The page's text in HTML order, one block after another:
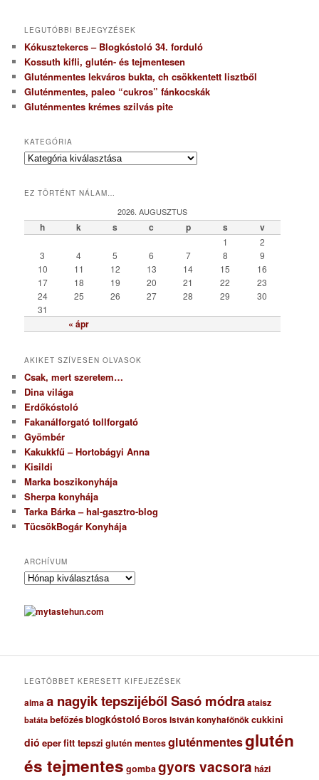
LEGUTÓBBI BEJEGYZÉSEK
Kókusztekercs – Blogkóstoló 34. forduló
Kossuth kifli, glutén- és tejmentesen
Gluténmentes lekváros bukta, ch csökkentett lisztből
Gluténmentes, paleo “cukros” fánkocskák
Gluténmentes krémes szilvás pite
KATEGÓRIA
K
e
r
EZ TÖRTÉNT NÁLAM…
2026. AUGUSZTUS
h k s c p s v
« ápr
1
2
3
4 5 6 7 8
9
10
11 12 13 14 15
16
17
18 19 20 21 22
23
24
25 26 27 28 29
30
31
AKIKET SZÍVESEN OLVASOK
Csak, mert szeretem…
Dina világa
Erdőkóstoló
Fakanálforgató tollforgató
Gyömbér
Kakukkfű – Hortobágyi Anna
Kisildi
Marka boszikonyhája
Sherpa konyhája
Tarka Bárka – hal-gasztro-blog
TücsökBogár Konyhája
ARCHÍVUM
A
c
h
u
LEGTÖBBET KERESETT KIFEJEZÉSEK
almaa nagyik tepszijéből Sasó módraataisz
batáta befőzésblogkóstoló Boros István konyhafőnökcukkini
dió eperfitt tepszi glutén mentesgluténmentesglutén
és tejmentes gombagyors vacsora házi